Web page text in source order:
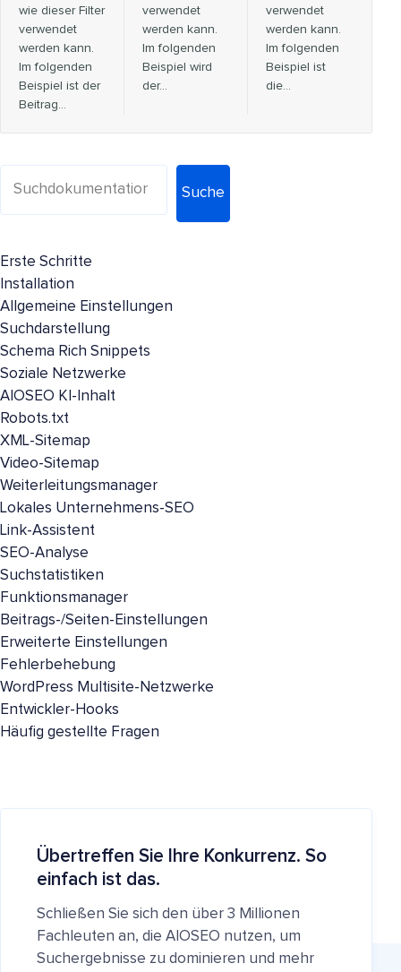
wie dieser Filter
verwendet
werden kann.
Im folgenden
Beispiel ist der
Beitrag…
verwendet
werden kann.
Im folgenden
Beispiel wird
der...
verwendet
werden kann.
Im folgenden
Beispiel ist
die…
Suche
Erste Schritte
Installation
Allgemeine Einstellungen
Suchdarstellung
Schema Rich Snippets
Soziale Netzwerke
AIOSEO KI-Inhalt
Robots.txt
XML-Sitemap
Video-Sitemap
Weiterleitungsmanager
Lokales Unternehmens-SEO
Link-Assistent
SEO-Analyse
Suchstatistiken
Funktionsmanager
Beitrags-/Seiten-Einstellungen
Erweiterte Einstellungen
Fehlerbehebung
WordPress Multisite-Netzwerke
Entwickler-Hooks
Häufig gestellte Fragen
Übertreffen Sie Ihre Konkurrenz. So
einfach ist das.
Schließen Sie sich den über 3 Millionen
Fachleuten an, die AIOSEO nutzen, um
Suchergebnisse zu dominieren und mehr